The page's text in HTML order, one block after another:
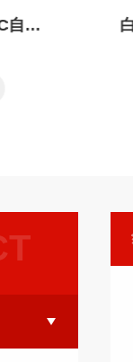
新式19位气相色谱GC自动进样器